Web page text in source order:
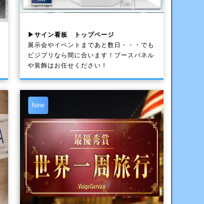
▶サイン看板 トップページ
展示会やイベントまであと数日・・・でも
ビジプリなら間に合います！ブースパネル
や装飾はお任せください！
New